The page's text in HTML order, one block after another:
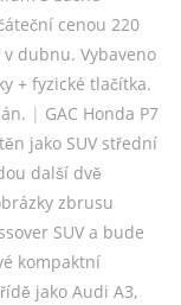
cenou 220
dubnu. Vybaveno
+ fyzické tlačítka.
| GAC Honda P7
jako SUV střední
další dvě
zbrusu
SUV a bude
kompaktní
jako Audi A3,